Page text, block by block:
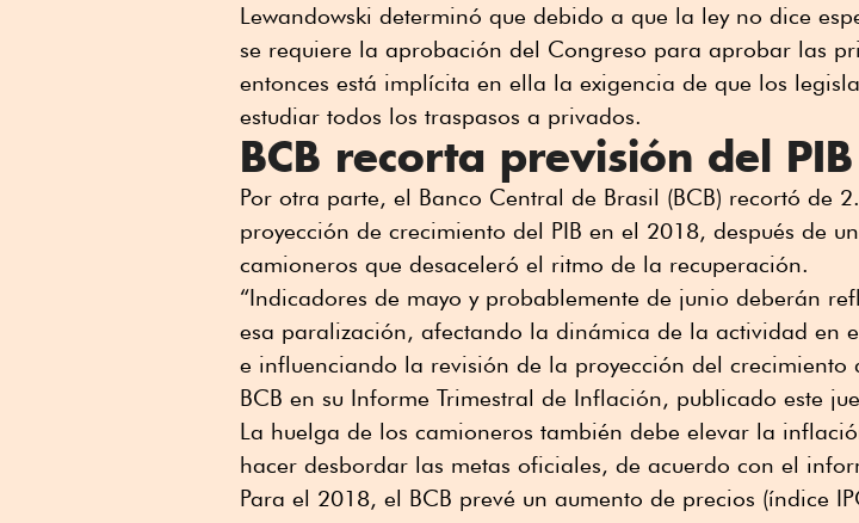
Lewandowski determinó que debido a que la ley no dice
se requiere la aprobación del Congreso para aprobar las
entonces está implícita en ella la exigencia de que los
estudiar todos los traspasos a privados.
BCB recorta previsión del PIB
Por otra parte, el Banco Central de Brasil (BCB) recortó de
proyección de crecimiento del PIB en el 2018, después de
camioneros que desaceleró el ritmo de la recuperación.
“Indicadores de mayo y probablemente de junio deberán
esa paralización, afectando la dinámica de la actividad en
e influenciando la revisión de la proyección del crecimiento
BCB en su Informe Trimestral de Inflación, publicado este
La huelga de los camioneros también debe elevar la
hacer desbordar las metas oficiales, de acuerdo con el
Para el 2018, el BCB prevé un aumento de precios (índice